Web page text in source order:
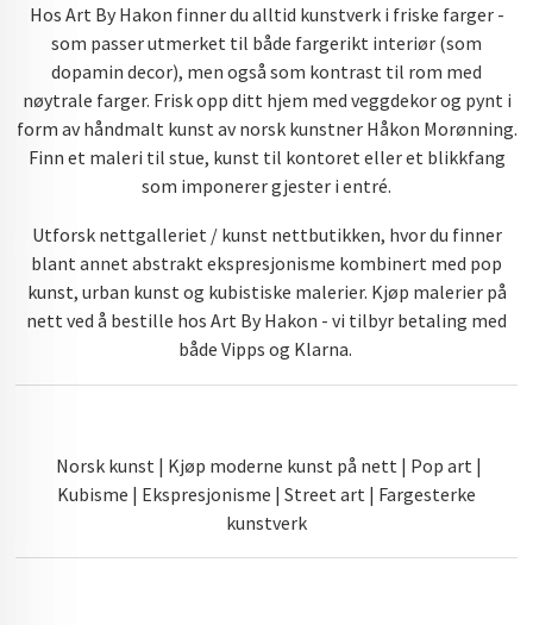
Hos Art By Hakon finner du alltid kunstverk i friske farger -
som passer utmerket til både fargerikt interiør (som
dopamin decor), men også som kontrast til rom med
nøytrale farger. Frisk opp ditt hjem med veggdekor og pynt i
form av håndmalt kunst av norsk kunstner Håkon Morønning.
Finn et maleri til stue, kunst til kontoret eller et blikkfang
som imponerer gjester i entré.
Utforsk nettgalleriet / kunst nettbutikken, hvor du finner
blant annet abstrakt ekspresjonisme kombinert med pop
kunst, urban kunst og kubistiske malerier. Kjøp malerier på
nett ved å bestille hos Art By Hakon - vi tilbyr betaling med
både Vipps og Klarna.
Norsk kunst | Kjøp moderne kunst på nett | Pop art |
Kubisme | Ekspresjonisme | Street art | Fargesterke
kunstverk